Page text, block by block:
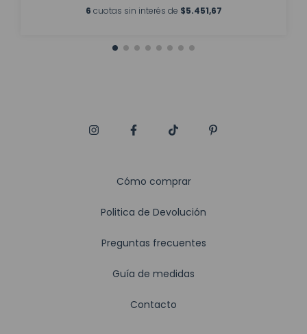
6 cuotas sin interés de $5.451,67
Cómo comprar
Politica de Devolución
Preguntas frecuentes
Guía de medidas
Contacto